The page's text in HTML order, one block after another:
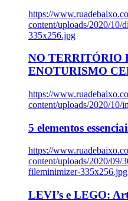
https://
content/uploads/2020/10/
335x256.jpg
NO TERRITÓRIO
ENOTURISMO
https://
content/uploads/2020/10/
5 elementos
https://
content/uploads/2020/09/
fileminimizer-335x256.jpg
LEVI’s e LEGO: